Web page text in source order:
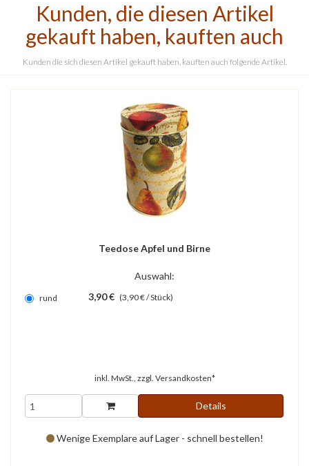
Kunden, die diesen Artikel
gekauft haben, kauften auch
Kunden die sich diesen Artikel gekauft haben, kauften auch folgende Artikel.
Teedose Apfel und Birne
Auswahl:
rund 3,90 € (3,90 € / Stück)
inkl. MwSt., zzgl. Versandkosten*
Details
Wenige Exemplare auf Lager - schnell bestellen!